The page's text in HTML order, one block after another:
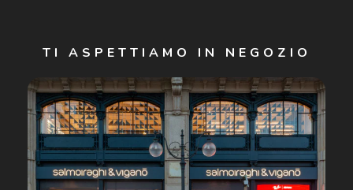
Cliccando su "Iscriviti", confermo di avere più di 16 anni e
acconsento all'utilizzo dei miei Dati Personali da parte di
Luxottica Group S.p.A. per l'invio di offerte speciali, novità
ed altre comunicazioni di carattere pubblicitario (consultare
Informativa sulla privacyper ulteriori informazioni).
TI ASPETTIAMO IN NEGOZIO